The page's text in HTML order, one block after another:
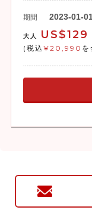
期間 2023-01-
大人 US$129
(税込 ¥20,990 を